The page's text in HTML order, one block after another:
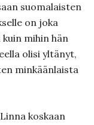
suomalaisten
on joka
mihin hän
olisi yltänyt,
minkäänlaista
koskaan